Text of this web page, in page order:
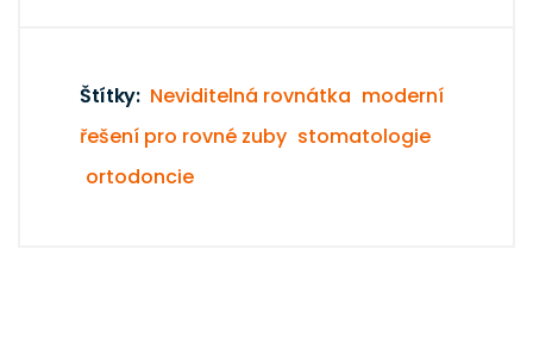
Štítky: Neviditelná rovnátka moderní
řešení pro rovné zuby stomatologie
ortodoncie